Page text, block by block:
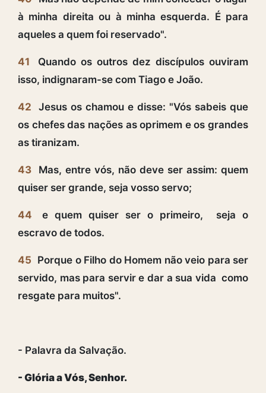
à minha direita ou à minha esquerda. É para
aqueles a quem foi reservado".
41
Quando os outros dez discípulos ouviram
isso, indignaram-se com Tiago e João.
42
Jesus os chamou e disse: "Vós sabeis que
os chefes das nações as oprimem e os grandes
as tiranizam.
43
Mas, entre vós, não deve ser assim: quem
quiser ser grande, seja vosso servo;
44
e quem quiser ser o primeiro, seja o
escravo de todos.
45 Porque o Filho do Homem não veio para ser
servido, mas para servir e dar a sua vida como
resgate para muitos".
- Palavra da Salvação.
- Glória a Vós, Senhor.